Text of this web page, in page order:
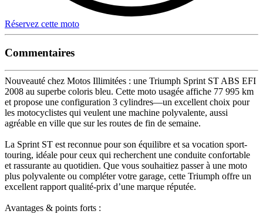
Réservez cette moto
Commentaires
Nouveauté chez Motos Illimitées : une Triumph Sprint ST ABS EFI
2008 au superbe coloris bleu. Cette moto usagée affiche 77 995 km
et propose une configuration 3 cylindres—un excellent choix pour
les motocyclistes qui veulent une machine polyvalente, aussi
agréable en ville que sur les routes de fin de semaine.
La Sprint ST est reconnue pour son équilibre et sa vocation sport-
touring, idéale pour ceux qui recherchent une conduite confortable
et rassurante au quotidien. Que vous souhaitiez passer à une moto
plus polyvalente ou compléter votre garage, cette Triumph offre un
excellent rapport qualité-prix d’une marque réputée.
Avantages & points forts :